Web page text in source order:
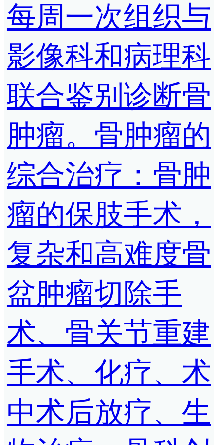
每周一次组织与
影像科和病理科
联合鉴别诊断骨
肿瘤。骨肿瘤的
综合治疗：骨肿
瘤的保肢手术，
复杂和高难度骨
盆肿瘤切除手
术、骨关节重建
手术、化疗、术
中术后放疗、生